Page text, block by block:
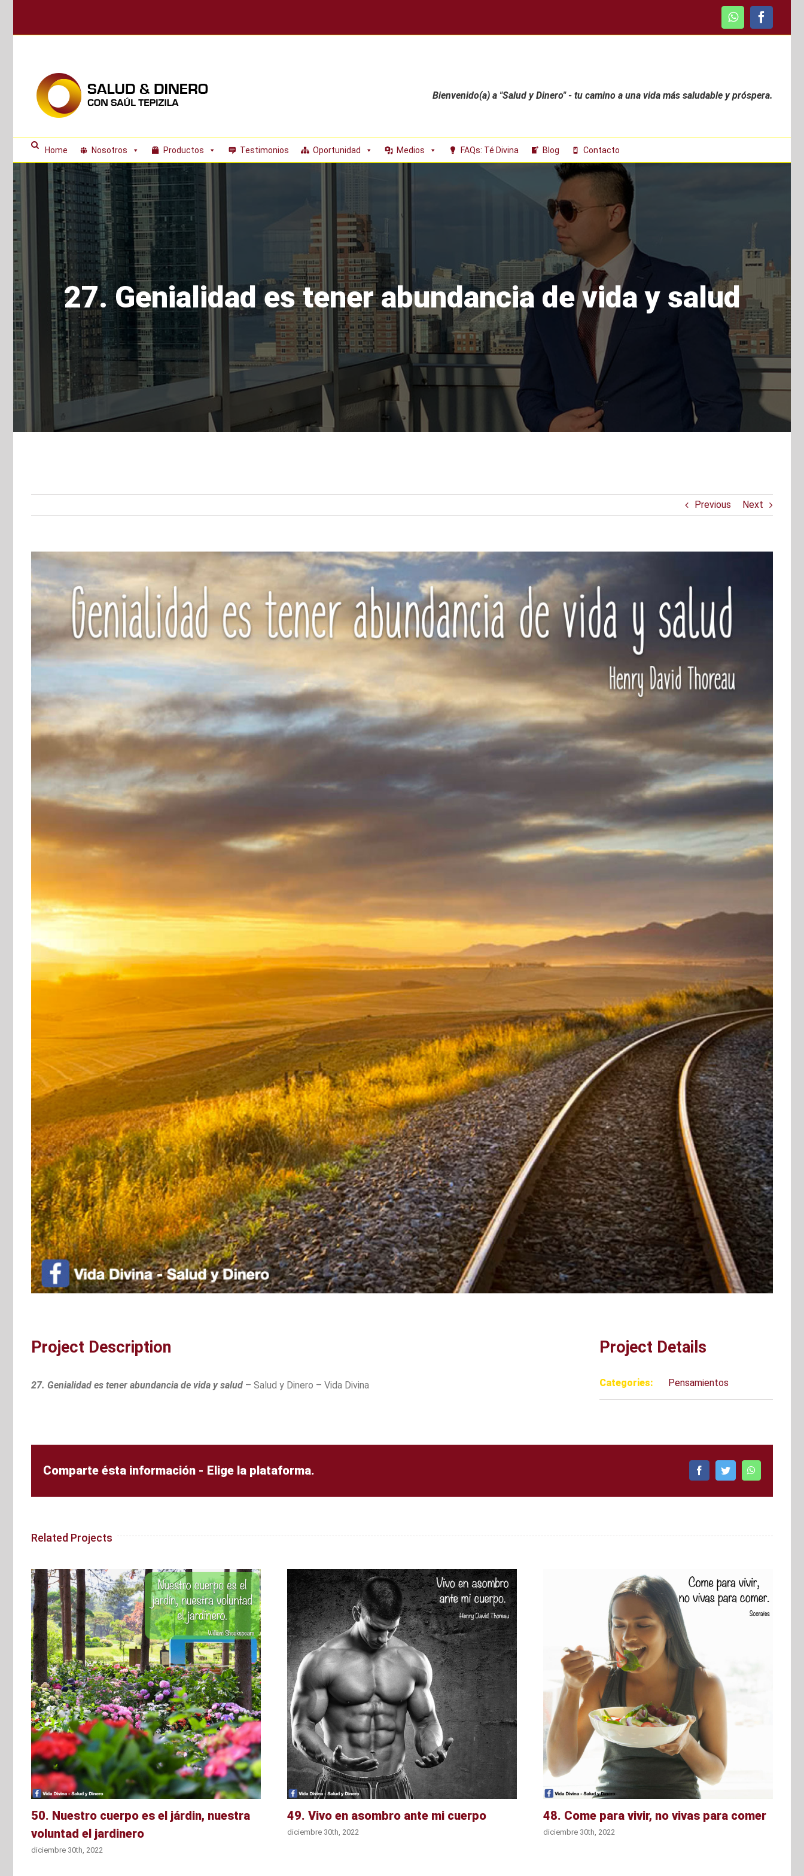
WhatsApp
Bienvenido(a) a "Salud y Dinero" - tu camino a una vida más saludable y próspera.
Home Nosotros Productos Testimonios Oportunidad Medios FAQs: Té Divina Blog Contacto
27. Genialidad es tener abundancia de vida y salud
Previous Next
View
Larger
Image
Project Description
27. Genialidad es tener abundancia de vida y salud – Salud y Dinero – Vida Divina
Project Details
Categories: Pensamientos
Comparte ésta información - Elige la plataforma. FacebookTwitterWhatsApp
Related Projects
50. Nuestro cuerpo es el járdin, nuestra
voluntad el jardinero
diciembre 30th, 2022
49. Vivo en asombro ante mi cuerpo
diciembre 30th, 2022
48. Come para vivir, no vivas para comer
diciembre 30th, 2022